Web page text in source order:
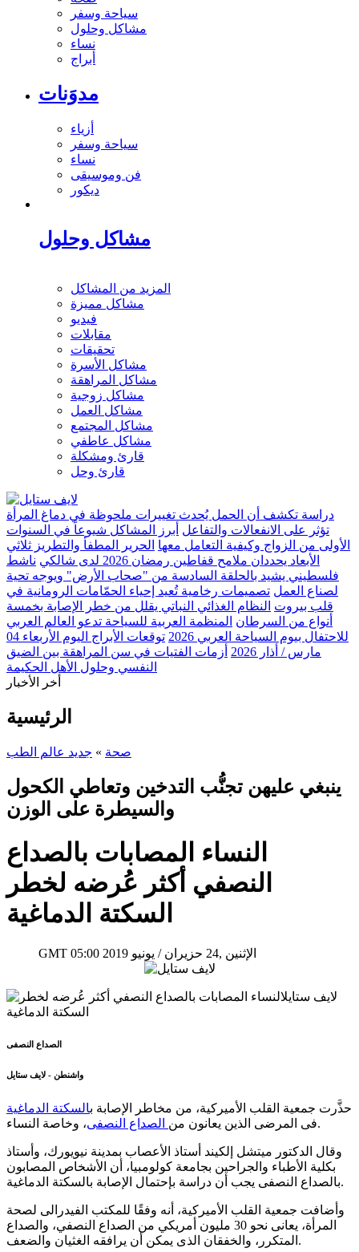
سياحة وسفر
مشاكل وحلول
نساء
أبراج
مدوَنات
أزياء
سياحة وسفر
نساء
فن وموسيقى
ديكور
مشاكل وحلول
المزيد من المشاكل
مشاكل مميزة
فيديو
مقابلات
تحقيقات
مشاكل الأسرة
مشاكل المراهقة
مشاكل زوجية
مشاكل العمل
مشاكل المجتمع
مشاكل عاطفي
قارئ ومشكلة
قارئ وحل
دراسة تكشف أن الحمل يُحدث تغييرات ملحوظة في دماغ المرأة
تؤثر على الانفعالات والتفاعل أبرز المشاكل شيوعاً في السنوات
الأولى من الزواج وكيفية التعامل معها الحرير المطفأ والتطريز ثلاثي
الأبعاد يحددان ملامح قفاطين رمضان 2026 لدى شالكي
ناشط
فلسطيني يشيد بالحلقة السادسة من "صحاب الأرض" ويوجه تحية
لصناع العمل تصميمات رخامية تُعيد إحياء الحمّامات الرومانية في
قلب بيروت النظام الغذائي النباتي يقلل من خطر الإصابة بخمسة
أنواع من السرطان المنظمة العربية للسياحة تدعو العالم العربي
للاحتفال بيوم السياحة العربي 2026
توقعات الأبراج اليوم الأربعاء 04
مارس / أذار 2026
أزمات الفتيات في سن المراهقة بين الضيق
النفسي وحلول الأهل الحكيمة
أخر الأخبار
الرئيسية
صحة » جديد عالم الطب
ينبغي عليهن تجنُّب التدخين وتعاطي الكحول
والسيطرة على الوزن
النساء المصابات بالصداع
النصفي أكثر عُرضه لخطر
السكتة الدماغية
GMT 05:00 2019 الإثنين ,24 حزيران / يونيو
الصداع النصفى
واشنطن - لايف ستايل
حذَّرت جمعية القلب الأميركية، من مخاطر الإصابة بالسكتة الدماغية
فى المرضى الذين يعانون من الصداع النصفى ، وخاصة النساء.
وقال الدكتور ميتشل إلكيند أستاذ الأعصاب بمدينة نيويورك، وأستاذ
بكلية الأطباء والجراحين بجامعة كولومبيا، أن الأشخاص المصابون
بالصداع النصفى يجب أن دراسة بإحتمال الإصابة بالسكتة الدماغية.
وأضافت جمعية القلب الأميركية، أنه وفقًا للمكتب الفيدرالى لصحة
المرأة، يعانى نحو 30 مليون أمريكي من الصداع النصفي، والصداع
المتكرر، والخفقان الذى يمكن أن يرافقه الغثيان والضعف.